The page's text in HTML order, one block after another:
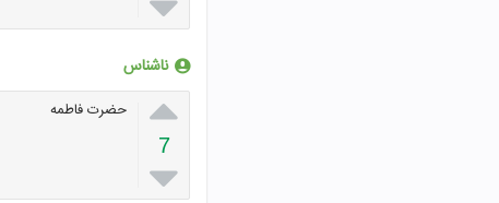
ناشناس

7

حضرت فاطمه